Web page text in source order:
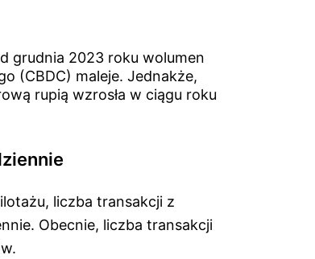
grudnia 2023 roku wolumen
(CBDC) maleje. Jednakże,
rupią wzrosła w ciągu roku
liczba transakcji z
Obecnie, liczba transakcji